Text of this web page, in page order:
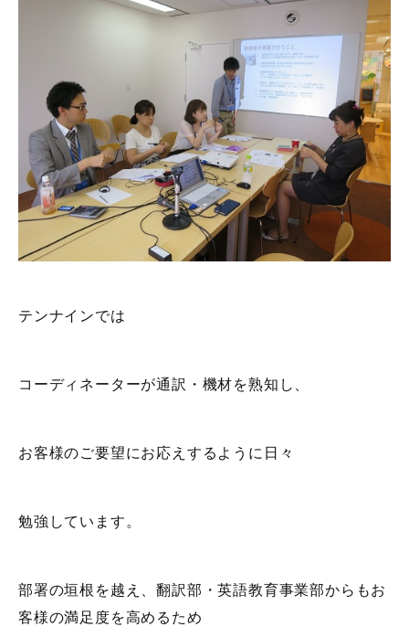
テンナインでは
コーディネーターが通訳・機材を熟知し、
お客様のご要望にお応えするように日々
勉強しています。
部署の垣根を越え、翻訳部・英語教育事業部からもお
客様の満足度を高めるため